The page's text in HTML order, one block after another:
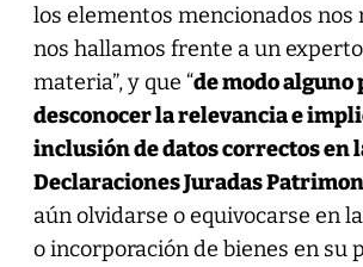
los elementos mencionados nos
nos hallamos frente a un
materia”, y que “de modo alguno
desconocer la relevancia e
inclusión de datos correctos en
Declaraciones Juradas
aún olvidarse o equivocarse en
o incorporación de bienes en su